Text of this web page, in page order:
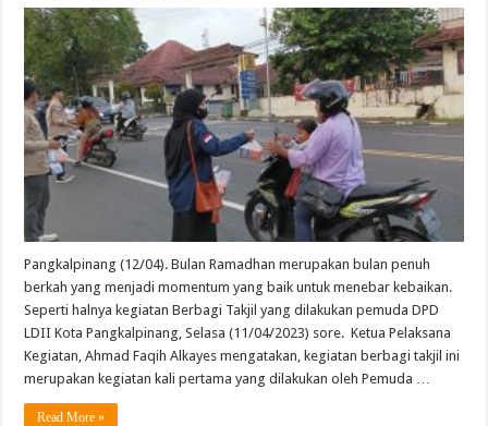
Pangkalpinang (12/04). Bulan Ramadhan merupakan bulan penuh
berkah yang menjadi momentum yang baik untuk menebar kebaikan.
Seperti halnya kegiatan Berbagi Takjil yang dilakukan pemuda DPD
LDII Kota Pangkalpinang, Selasa (11/04/2023) sore. Ketua Pelaksana
Kegiatan, Ahmad Faqih Alkayes mengatakan, kegiatan berbagi takjil ini
merupakan kegiatan kali pertama yang dilakukan oleh Pemuda …
Read More »